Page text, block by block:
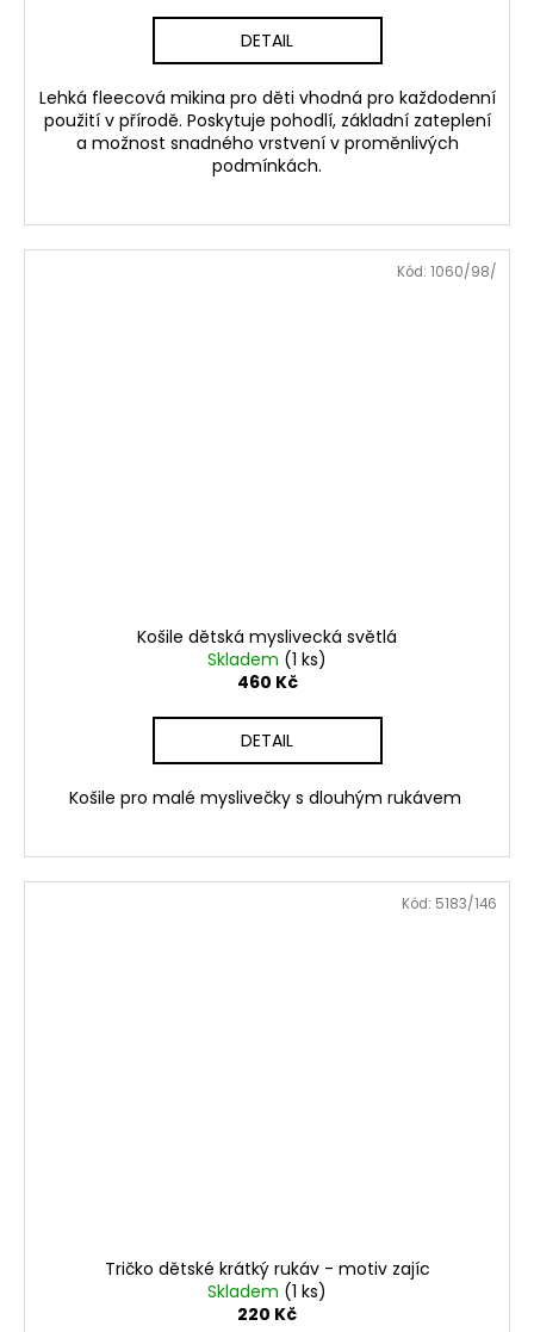
DETAIL
Lehká fleecová mikina pro děti vhodná pro každodenní
použití v přírodě. Poskytuje pohodlí, základní zateplení
a možnost snadného vrstvení v proměnlivých
podmínkách.
Košile dětská myslivecká světlá
Skladem (1 ks)
460 Kč
DETAIL
Košile pro malé myslivečky s dlouhým rukávem
Kód: 1060/98/
Tričko dětské krátký rukáv - motiv zajíc
Skladem (1 ks)
220 Kč
Kód: 5183/146